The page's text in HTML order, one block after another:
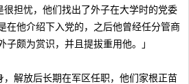
很担忧，他们找出了外子在大学时的党委
在他介绍下入党的，之后他曾经任分管商
子颇为赏识，并且提拔重用他。」
，解放后长期在军区任职，他们家根正苗